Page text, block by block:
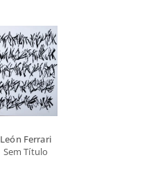
León Ferrari
Sem Título